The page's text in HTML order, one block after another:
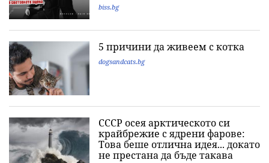
biss.bg
5 причини да живеем с котка
dogsandcats.bg
СССР осея арктическото си
крайбрежие с ядрени фарове:
Това беше отлична идея... докато
не престана да бъде такава